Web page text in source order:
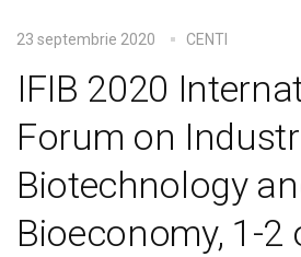
23 septembrie 2020 CENTI
IFIB 2020
Forum on
Biotechnology
Bioeconomy, 1-2